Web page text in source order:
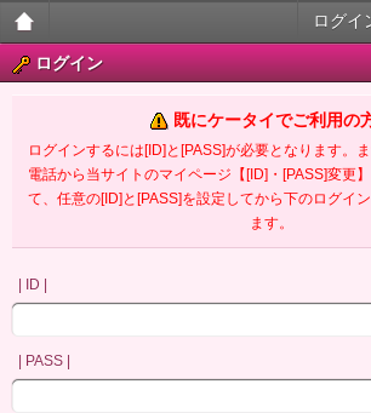
大人
ータ
イ官
ログイ
ログイン
既にケータイでご利用の
ログインするには[ID]と[PASS]が必要となります。
電話から当サイトのマイページ【[ID]・[PASS]変更
て、任意の[ID]と[PASS]を設定してから下のログイ
ます。
| ID |
| PASS |